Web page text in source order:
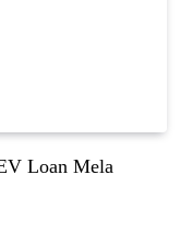
EV Loan Mela